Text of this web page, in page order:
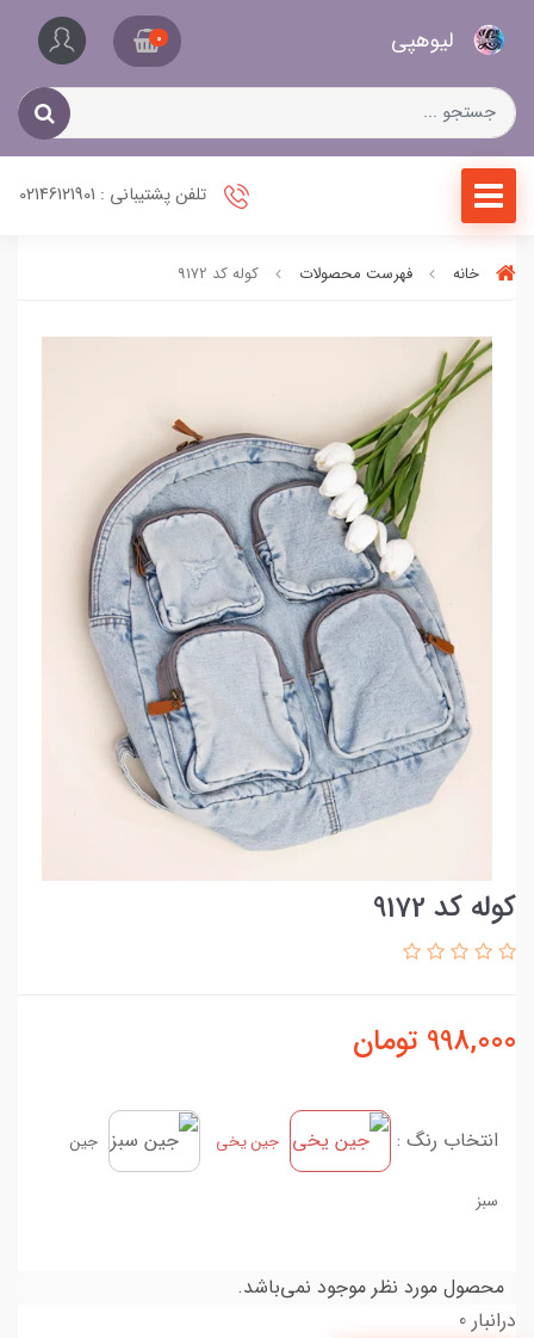
لیو‌هپی 0
تلفن پشتیبانی : 02146121901
خانه فهرست محصولات کوله کد 9172
کوله کد 9172
998,000 تومان
انتخاب رنگ : جین یخی جین
سبز
محصول مورد نظر موجود نمی‌باشد.
درانبار 0